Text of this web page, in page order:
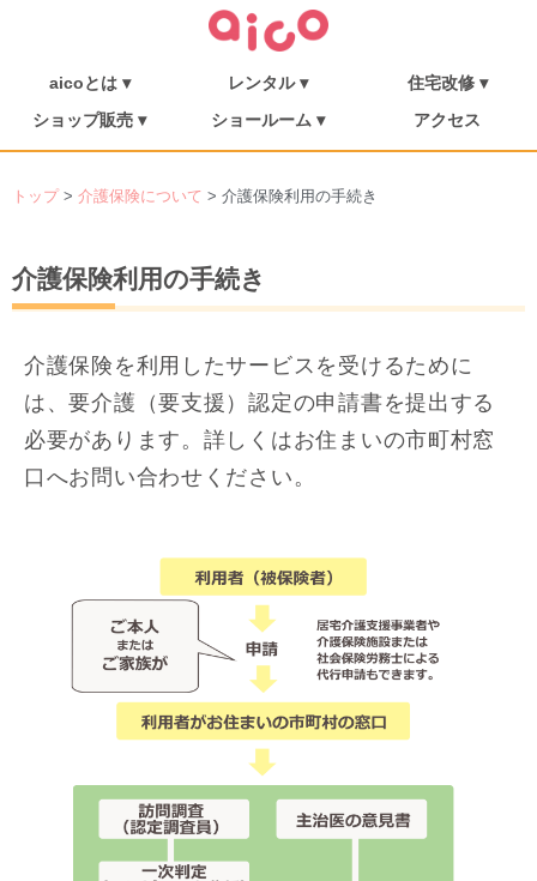
aicoとは ▾
aicoとは
介護保険について
福祉用具を探す
レンタル ▾
ご利用の流れ
介護リフト
消毒・メンテナンス
住宅改修 ▾
住宅改修
施工事例
ショップ販売 ▾
ショップ販売
シューフィッター
ミニむつき庵
ショールーム ▾
朝倉ショールーム
しまんとショールーム
アクセス
トップ> 介護保険について > 介護保険利用の手続き
介護保険利用の手続き
介護保険を利用したサービスを受けるために
は、要介護（要支援）認定の申請書を提出する
必要があります。詳しくはお住まいの市町村窓
口へお問い合わせください。